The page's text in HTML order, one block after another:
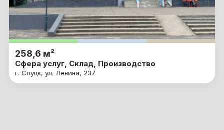
258,6 м²
Сфера услуг, Склад, Производство
г. Слуцк, ул. Ленина, 237